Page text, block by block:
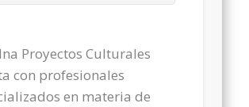
Proyectos Culturales
con profesionales
en materia de